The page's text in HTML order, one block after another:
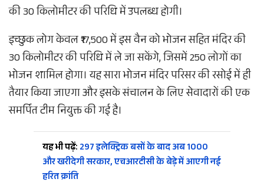
की 30 किलोमीटर की परिधि में उपलब्ध होगी।
इच्छुक लोग केवल ₹17,500 में इस वैन को भोजन सहित मंदिर की
30 किलोमीटर की परिधि में ले जा सकेंगे, जिसमें 250 लोगों का
भोजन शामिल होगा। यह सारा भोजन मंदिर परिसर की रसोई में ही
तैयार किया जाएगा और इसके संचालन के लिए सेवादारों की एक
समर्पित टीम नियुक्त की गई है।
यह भी पढ़ें: 297 इलेक्ट्रिक बसों के बाद अब 1000
और खरीदेगी सरकार, एचआरटीसी के बेड़े में आएगी नई
हरित क्रांति